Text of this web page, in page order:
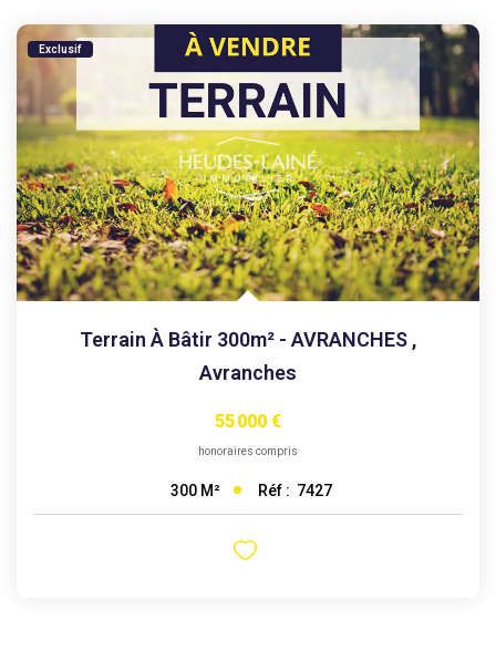
EXTRANET
Exclusif
Terrain À Bâtir 300m² - AVRANCHES ,
Avranches
55 000 €
honoraires compris
300 M² Réf : 7427